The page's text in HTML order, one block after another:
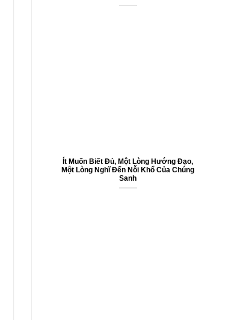
Ít Muốn Biết Đủ, Một Lòng Hướng Đạo,
Một Lòng Nghĩ Đến Nỗi Khổ Của Chúng
Sanh